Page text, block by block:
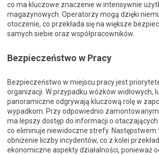
co ma kluczowe znaczenie w intensywnie
magazynowych. Operatorzy mogą dzięki
otoczenie, co przekłada się na większe
samych siebie oraz współpracowników.
Bezpieczeństwo w Pracy
Bezpieczeństwo w miejscu pracy jest
organizacji. W przypadku wózków widłowych,
panoramiczne odgrywają kluczową rolę w
wypadkom. Przy odpowiednio
ma lepszy dostęp do informacji o
co eliminuje niewidoczne strefy. Następstwem
obniżenie liczby incydentów, co z kolei
ekonomiczne aspekty działalności, ponieważ